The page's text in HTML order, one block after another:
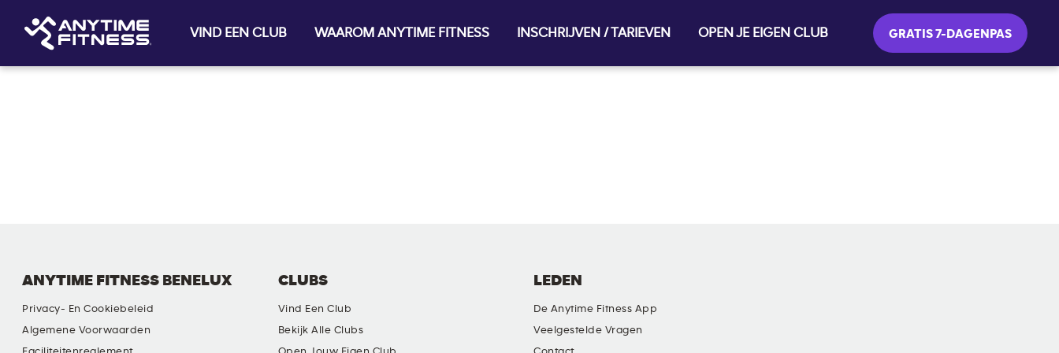
VIND EEN CLUB WAAROM ANYTIME FITNESS INSCHRIJVEN / TARIEVEN OPEN JE EIGEN CLUB GRATIS 7-DAGENPAS
ANYTIME FITNESS BENELUX
Privacy- En Cookiebeleid
Algemene Voorwaarden
CLUBS
Vind Een Club
Bekijk Alle Clubs
LEDEN
De Anytime Fitness App
Veelgestelde Vragen